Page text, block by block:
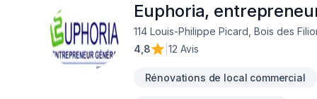
Euphoria,
114 Louis-Philippe Picard, Bois des
4,8
12 Avis
Rénovations de local commercial